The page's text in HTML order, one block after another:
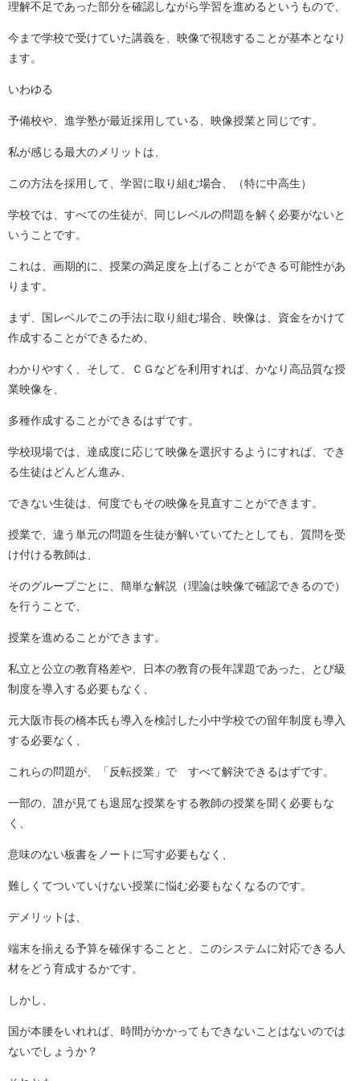
理解不足であった部分を確認しながら学習を進めるというもので、
今まで学校で受けていた講義を、映像で視聴することが基本となり
ます。
いわゆる
予備校や、進学塾が最近採用している、映像授業と同じです。
私が感じる最大のメリットは、
この方法を採用して、学習に取り組む場合、（特に中高生）
学校では、すべての生徒が、同じレベルの問題を解く必要がないと
いうことです。
これは、画期的に、授業の満足度を上げることができる可能性があ
ります。
まず、国レベルでこの手法に取り組む場合、映像は、資金をかけて
作成することができるため、
わかりやすく、そして、ＣＧなどを利用すれば、かなり高品質な授
業映像を、
多種作成することができるはずです。
学校現場では、達成度に応じて映像を選択するようにすれば、でき
る生徒はどんどん進み、
できない生徒は、何度でもその映像を見直すことができます。
授業で、違う単元の問題を生徒が解いていてたとしても、質問を受
け付ける教師は、
そのグループごとに、簡単な解説（理論は映像で確認できるので）
を行うことで、
授業を進めることができます。
私立と公立の教育格差や、日本の教育の長年課題であった、とび級
制度を導入する必要もなく、
元大阪市長の橋本氏も導入を検討した小中学校での留年制度も導入
する必要なく、
これらの問題が、「反転授業」で すべて解決できるはずです。
一部の、誰が見ても退屈な授業をする教師の授業を聞く必要もな
く、
意味のない板書をノートに写す必要もなく、
難しくてついていけない授業に悩む必要もなくなるのです。
デメリットは、
端末を揃える予算を確保することと、このシステムに対応できる人
材をどう育成するかです。
しかし、
国が本腰をいれれば、時間がかかってもできないことはないのでは
ないでしょうか？